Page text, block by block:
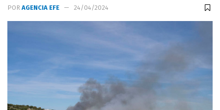
POR AGENCIA EFE 24/04/2024